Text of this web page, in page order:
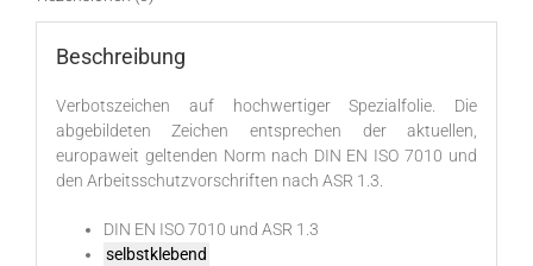
Beschreibung
Verbotszeichen auf hochwertiger Spezialfolie. Die
abgebildeten Zeichen entsprechen der aktuellen,
europaweit geltenden Norm nach DIN EN ISO 7010 und
den Arbeitsschutzvorschriften nach ASR 1.3.
DIN EN ISO 7010 und ASR 1.3
selbstklebend